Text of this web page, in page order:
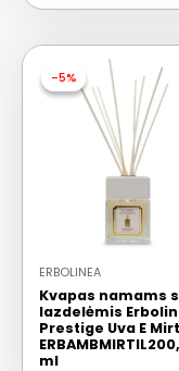
-5%
-5%
ERBOLINEA
Kvapas namams
lazdelėmis
Prestige Uva E
ml